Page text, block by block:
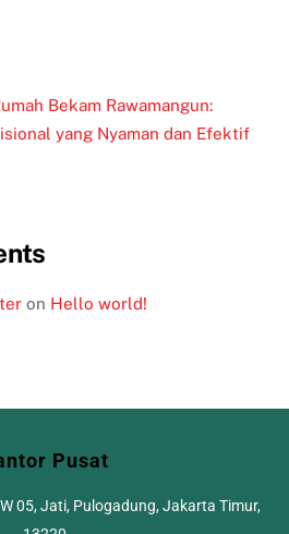
Bekam Rawamangun:
yang Nyaman dan Efektif
on Hello world!
Pusat
05, Jati, Pulogadung, Jakarta Timur,